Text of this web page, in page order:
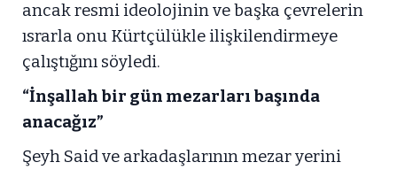
ancak resmi ideolojinin ve başka çevrelerin
ısrarla onu Kürtçülükle ilişkilendirmeye
çalıştığını söyledi.
“İnşallah bir gün mezarları başında
anacağız”
Şeyh Said ve arkadaşlarının mezar yerini